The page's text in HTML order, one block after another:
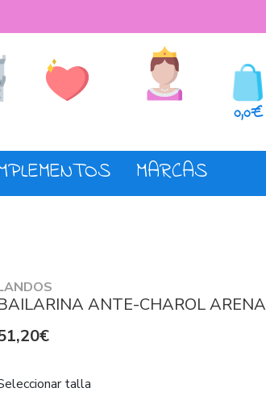
0,0€
MARCAS
ANTE-CHAROL ARENA
talla